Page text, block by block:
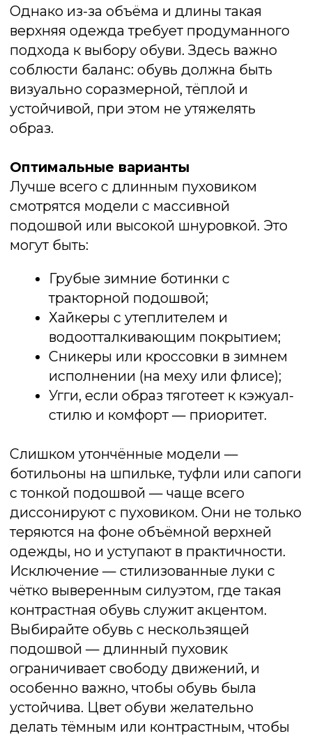
Зимой 2025 года тенденции в обуви для
носки с пуховиком продолжают сочетать
комфорт и выразительный стиль.
Массивные силуэты, устойчивость,
тёплая подкладка и качественные
материалы — всё это остаётся в фокусе